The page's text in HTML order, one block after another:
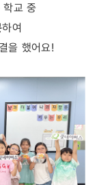
학교 중
하여
을 했어요!